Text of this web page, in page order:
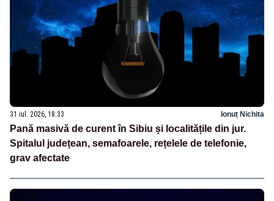
31 iul. 2026, 18:33 Ionuț Nichita
Pană masivă de curent în Sibiu și localitățile din jur.
Spitalul județean, semafoarele, rețelele de telefonie,
grav afectate